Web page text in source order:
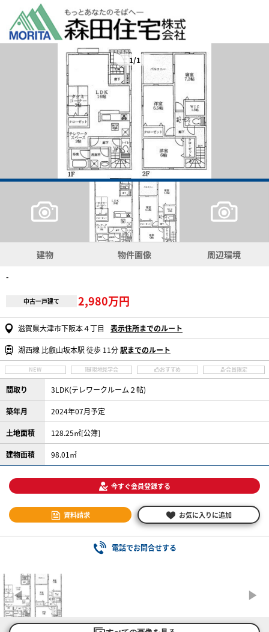
1/1
建物 物件画像 周辺環境
-
中古一戸建て 2,980万円
滋賀県大津市下阪本４丁目 表示住所までのルート
湖西線 比叡山坂本駅 徒歩 11分駅までのルート
NEW 現地見学会 おすすめ 会員限定
間取り 3LDK(テレワークルーム２帖)
築年月 2024年07月予定
土地面積 128.25㎡[公簿]
建物面積 98.01㎡
今すぐ会員登録する
資料請求 お気に入りに追加
電話でお問合せする